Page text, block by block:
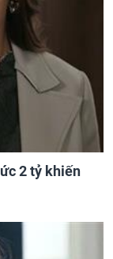
2 tỷ khiến